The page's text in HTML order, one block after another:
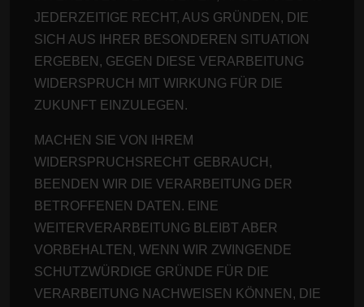
JEDERZEITIGE RECHT, AUS GRÜNDEN, DIE
SICH AUS IHRER BESONDEREN SITUATION
ERGEBEN, GEGEN DIESE VERARBEITUNG
WIDERSPRUCH MIT WIRKUNG FÜR DIE
ZUKUNFT EINZULEGEN.
MACHEN SIE VON IHREM
WIDERSPRUCHSRECHT GEBRAUCH,
BEENDEN WIR DIE VERARBEITUNG DER
BETROFFENEN DATEN. EINE
WEITERVERARBEITUNG BLEIBT ABER
VORBEHALTEN, WENN WIR ZWINGENDE
SCHUTZWÜRDIGE GRÜNDE FÜR DIE
VERARBEITUNG NACHWEISEN KÖNNEN, DIE